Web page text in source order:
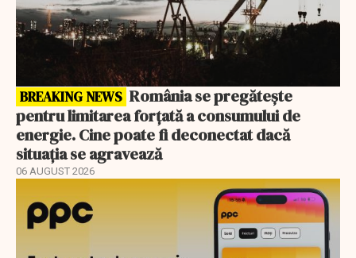
BREAKING NEWS
pentru limitarea forțată a consumului de
energie. Cine poate fi deconectat dacă
situația se agravează
06 AUGUST 2026